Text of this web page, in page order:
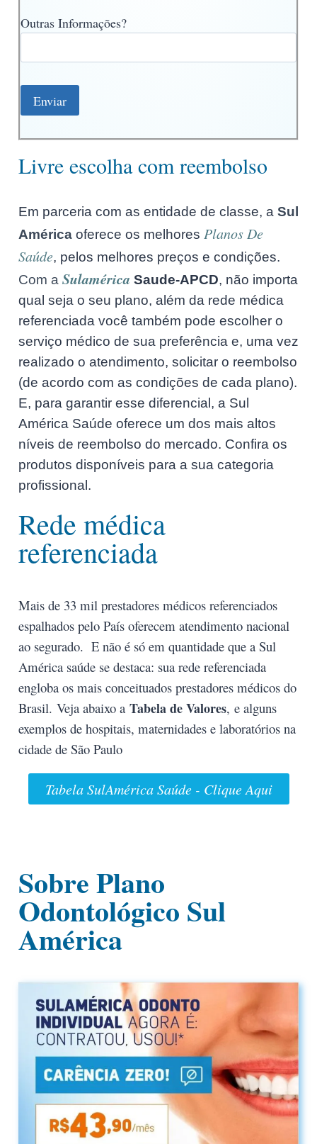
Outras Informações?
Livre escolha com reembolso
Em parceria com as entidade de classe, a Sul
América oferece os melhores Planos De
Saúde, pelos melhores preços e condições.
Com a Sulamérica Saude-APCD, não importa
qual seja o seu plano, além da rede médica
referenciada você também pode escolher o
serviço médico de sua preferência e, uma vez
realizado o atendimento, solicitar o reembolso
(de acordo com as condições de cada plano).
E, para garantir esse diferencial, a Sul
América Saúde oferece um dos mais altos
níveis de reembolso do mercado. Confira os
produtos disponíveis para a sua categoria
profissional.
Rede médica
referenciada
Mais de 33 mil prestadores médicos referenciados
espalhados pelo País oferecem atendimento nacional
ao segurado. E não é só em quantidade que a Sul
América saúde se destaca: sua rede referenciada
engloba os mais conceituados prestadores médicos do
Brasil. Veja abaixo a Tabela de Valores, e alguns
exemplos de hospitais, maternidades e laboratórios na
cidade de São Paulo
Tabela SulAmérica Saúde - Clique Aqui
Sobre Plano
Odontológico Sul
América